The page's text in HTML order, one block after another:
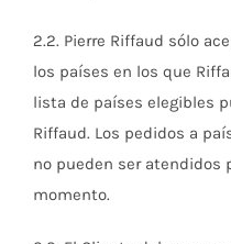
2.2. Pierre Riffaud sólo
los países en los que
lista de países elegibles
Riffaud. Los pedidos a
no pueden ser atendidos
momento.